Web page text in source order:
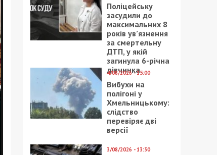
Поліцейську
засудили до
максимальних 8
років ув’язнення
за смертельну
ДТП, у якій
загинула 6-річна
дівчинка
4/08/2026 - 15:00
Вибухи на
полігоні у
Хмельницькому:
слідство
перевіряє дві
версії
3/08/2026 - 13:30